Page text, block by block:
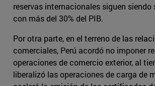
reservas internacionales siguen
con más del 30% del PIB.
Por otra parte, en el terreno de las
comerciales, Perú acordó no imponer
operaciones de comercio exterior, al
liberalizó las operaciones de carga de